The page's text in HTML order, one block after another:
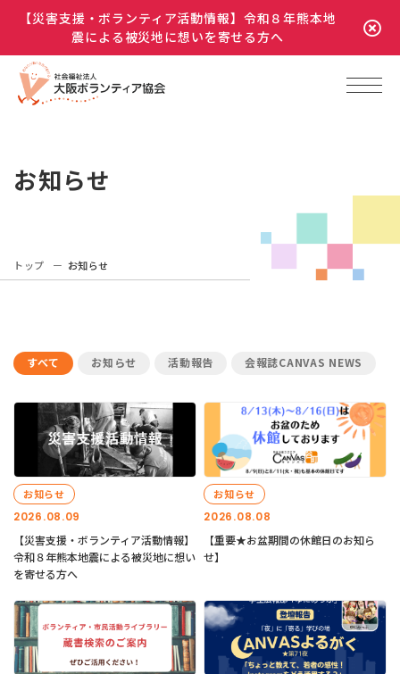
【災害支援・ボランティア活動情報】令和８年熊本地
震による被災地に想いを寄せる方へ
お知らせ
トップ お知らせ
すべて お知らせ 活動報告 会報誌CANVAS NEWS
2026.08.09
お知らせ
【災害支援・ボランティア活動情報】
令和８年熊本地震による被災地に想い
を寄せる方へ
2026.08.08
お知らせ
【重要★お盆期間の休館日のお知ら
せ】